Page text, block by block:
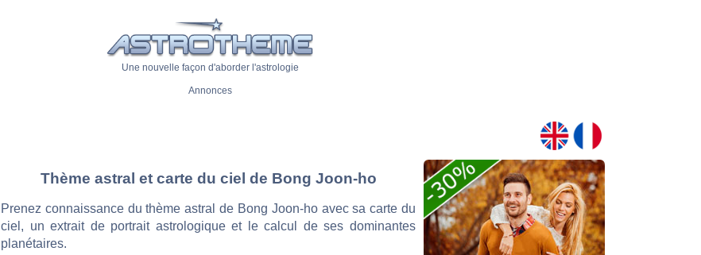
Une nouvelle façon d'aborder l'astrologie
Annonces
Thème astral et carte du ciel de Bong Joon-ho
Prenez connaissance du thème astral de Bong Joon-ho avec sa carte du
ciel, un extrait de portrait astrologique et le calcul de ses dominantes
planétaires.